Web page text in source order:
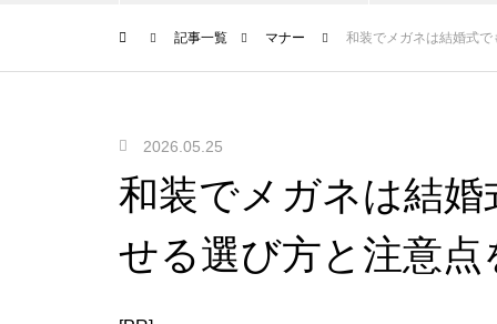
記事一覧 マナー 和装でメガネは結婚式
2026.05.25
和装でメガネは結
せる選び方と注意点